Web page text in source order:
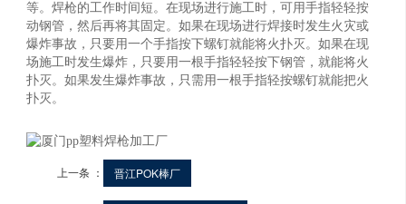
等。焊枪的工作时间短。在现场进行施工时，可用手指轻轻按
动钢管，然后再将其固定。如果在现场进行焊接时发生火灾或
爆炸事故，只要用一个手指按下螺钉就能将火扑灭。如果在现
场施工时发生爆炸，只要用一根手指轻轻按下钢管，就能将火
扑灭。如果发生爆炸事故，只需用一根手指轻按螺钉就能把火
扑灭。
上一条 ： 晋江POK棒厂